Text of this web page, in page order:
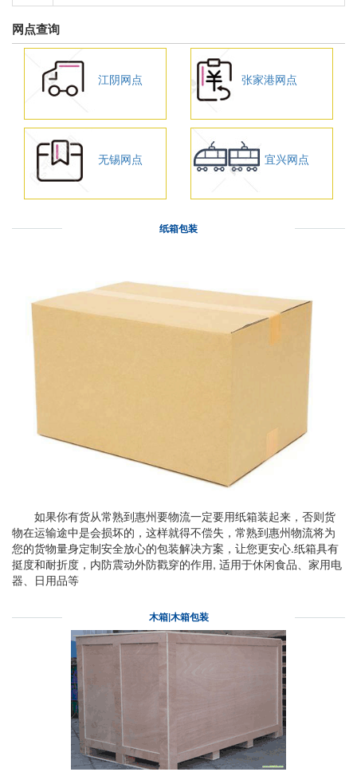
网点查询
江阴网点 张家港网点
无锡网点 宜兴网点
纸箱包装
如果你有货从常熟到惠州要物流一定要用纸箱装起来，否则货
物在运输途中是会损坏的，这样就得不偿失，常熟到惠州物流将为
您的货物量身定制安全放心的包装解决方案，让您更安心.纸箱具有
挺度和耐折度，内防震动外防戳穿的作用, 适用于休闲食品、家用电
器、日用品等
木箱|木箱包装